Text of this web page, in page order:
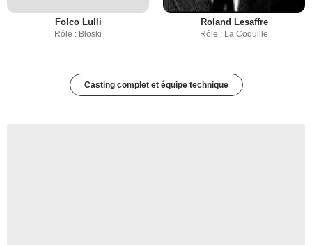
Folco Lulli
Rôle : Bloski
Roland Lesaffre
Rôle : La Coquille
Casting complet et équipe technique